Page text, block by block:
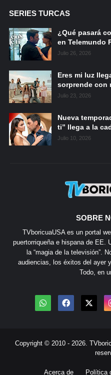
SERIES TURCAS
¿Qué pasará
en Telemundo
Julio 26, 2026
Eres mi luz
sorprende con
Julio 23, 2026
Nueva
ti” llega a la
Julio 10, 2026
SOBRE
TVboricuaUSA es un portal
puertorriqueña e hispana de EE.
la “magia de la televisión”.
audiencias, los éxitos del ayer
Todo, en
Copyright © 2010 - 2026.
Acerca de Política